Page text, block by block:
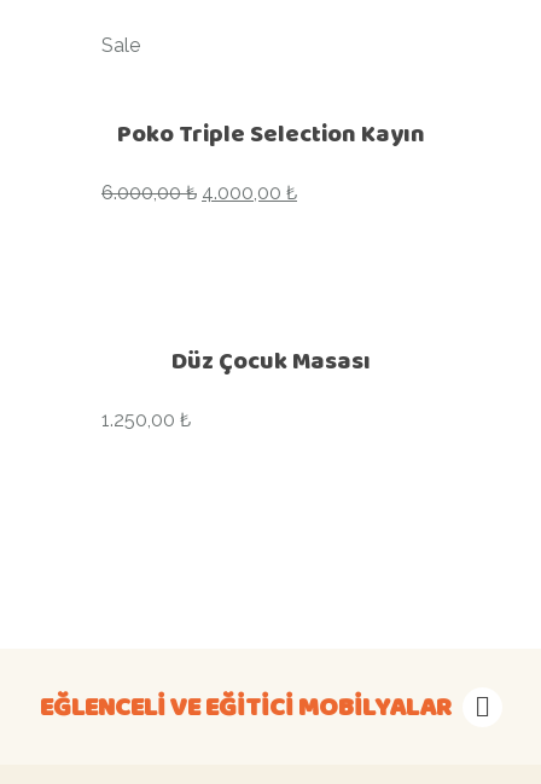
Sale
Poko Triple Selection Kayın
6.000,00₺ 4.000,00 ₺
Düz Çocuk Masası
1.250,00 ₺
EĞLENCELI VE EĞITICI MOBILYALAR